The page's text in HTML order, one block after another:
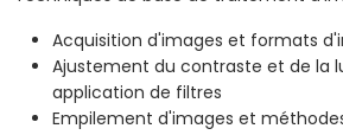
Acquisition d'images et formats
Ajustement du contraste et de la
application de filtres
Empilement d'images et